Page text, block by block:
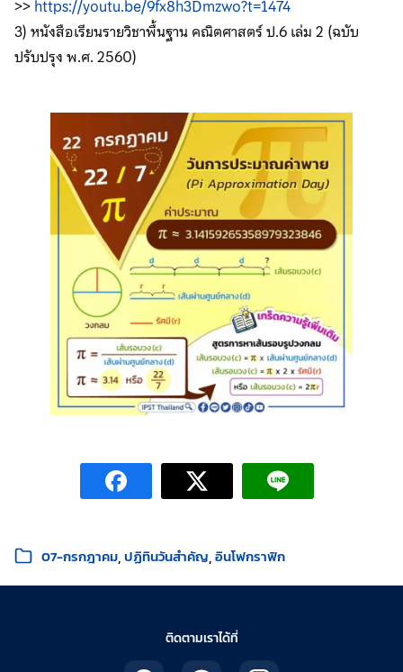
>>https://youtu.be/9fx8h3Dmzwo?t=1474
3) หนังสือเรียนรายวิชาพื้นฐาน คณิตศาสตร์ ป.6 เล่ม 2 (ฉบับ
ปรับปรุง พ.ศ. 2560)
หมวดหมู่:
07-กรกฎาคม ปฏิทินวันสำคัญ อินโฟกราฟิก
ติดตามเราได้ที่